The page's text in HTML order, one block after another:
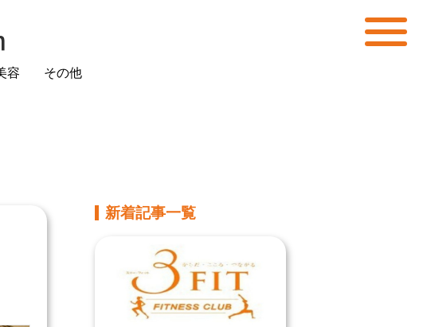
容 その他
新着記事一覧